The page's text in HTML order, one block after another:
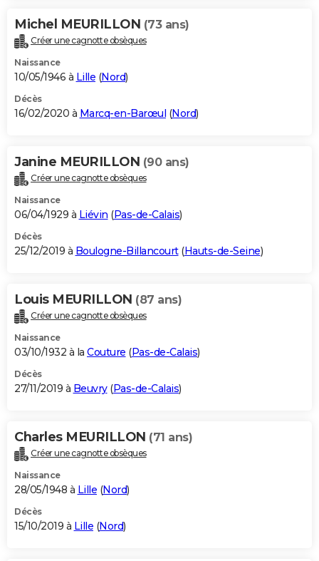
Michel MEURILLON (73 ans)
Créer une cagnotte obsèques
Naissance
10/05/1946 à Lille (Nord)
Décès
16/02/2020 à Marcq-en-Barœul (Nord)
Janine MEURILLON (90 ans)
Créer une cagnotte obsèques
Naissance
06/04/1929 à Liévin (Pas-de-Calais)
Décès
25/12/2019 à Boulogne-Billancourt(Hauts-de-Seine)
Louis MEURILLON (87 ans)
Créer une cagnotte obsèques
Naissance
03/10/1932 à la Couture (Pas-de-Calais)
Décès
27/11/2019 à Beuvry(Pas-de-Calais)
Charles MEURILLON (71 ans)
Créer une cagnotte obsèques
Naissance
28/05/1948 à Lille (Nord)
Décès
15/10/2019 à Lille (Nord)